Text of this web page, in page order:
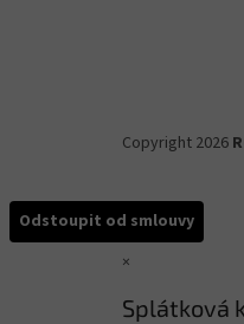
Copyright 2026
Odstoupit od smlouvy
×
Splátková